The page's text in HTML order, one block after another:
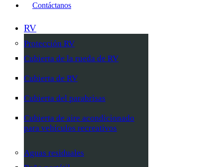
Contáctanos
RV
Protección RV
Cubierta de la rueda de RV
Cubierta de RV
Cubierta del parabrisas
Cubierta de aire acondicionado
para vehículos recreativos
Aguas residuales